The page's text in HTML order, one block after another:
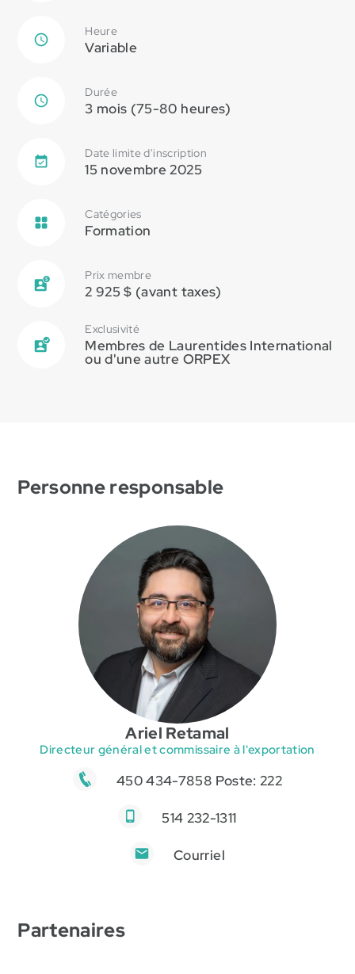
démarches pour la subvention. Vous ne payez
que le montant après subvention.
Heure
Variable
Durée
3 mois (75-80 heures)
Date limite d'inscription
15 novembre 2025
Catégories
Formation
Prix membre
2 925 $ (avant taxes)
Exclusivité
Membres de Laurentides International
ou d'une autre ORPEX
Personne responsable
Ariel Retamal
Directeur général et commissaire à l'exportation
450 434-7858 Poste: 222
514 232-1311
Courriel
Partenaires